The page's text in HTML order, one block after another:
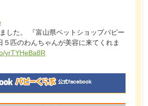
した。 『富山県ペットショップパピー
５匹のわんちゃんが美容に来てくれま
yrTYHeBa8R